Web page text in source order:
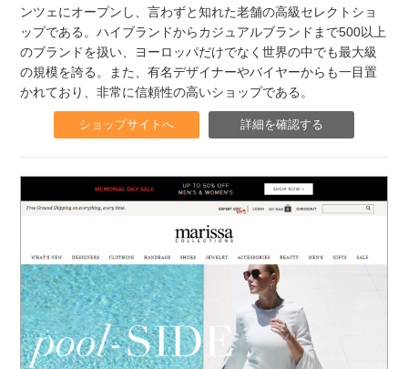
ンツェにオープンし、言わずと知れた老舗の高級セレクトショ
ップである。ハイブランドからカジュアルブランドまで500以上
のブランドを扱い、ヨーロッパだけでなく世界の中でも最大級
の規模を誇る。また、有名デザイナーやバイヤーからも一目置
かれており、非常に信頼性の高いショップである。
ショップサイトへ 詳細を確認する